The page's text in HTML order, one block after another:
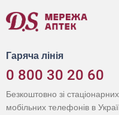
Гаряча лінія
0 800 30 20 60
Безкоштовно зі стаціонарних
мобільних телефонів в